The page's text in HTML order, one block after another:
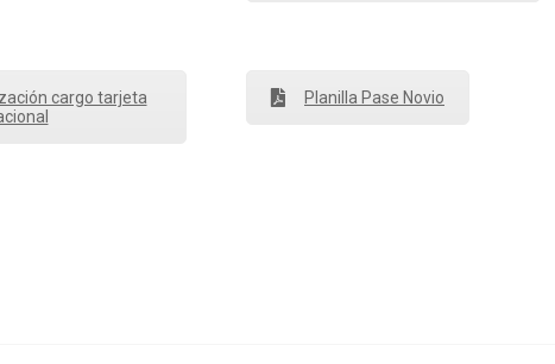
cargo tarjeta
Planilla Pase Novio